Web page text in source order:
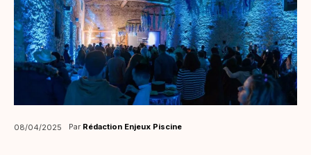
08/04/2025 Par Rédaction Enjeux Piscine